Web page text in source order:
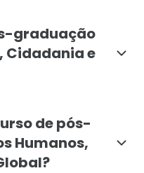
graduação
Cidadania e
de pós-
Humanos,